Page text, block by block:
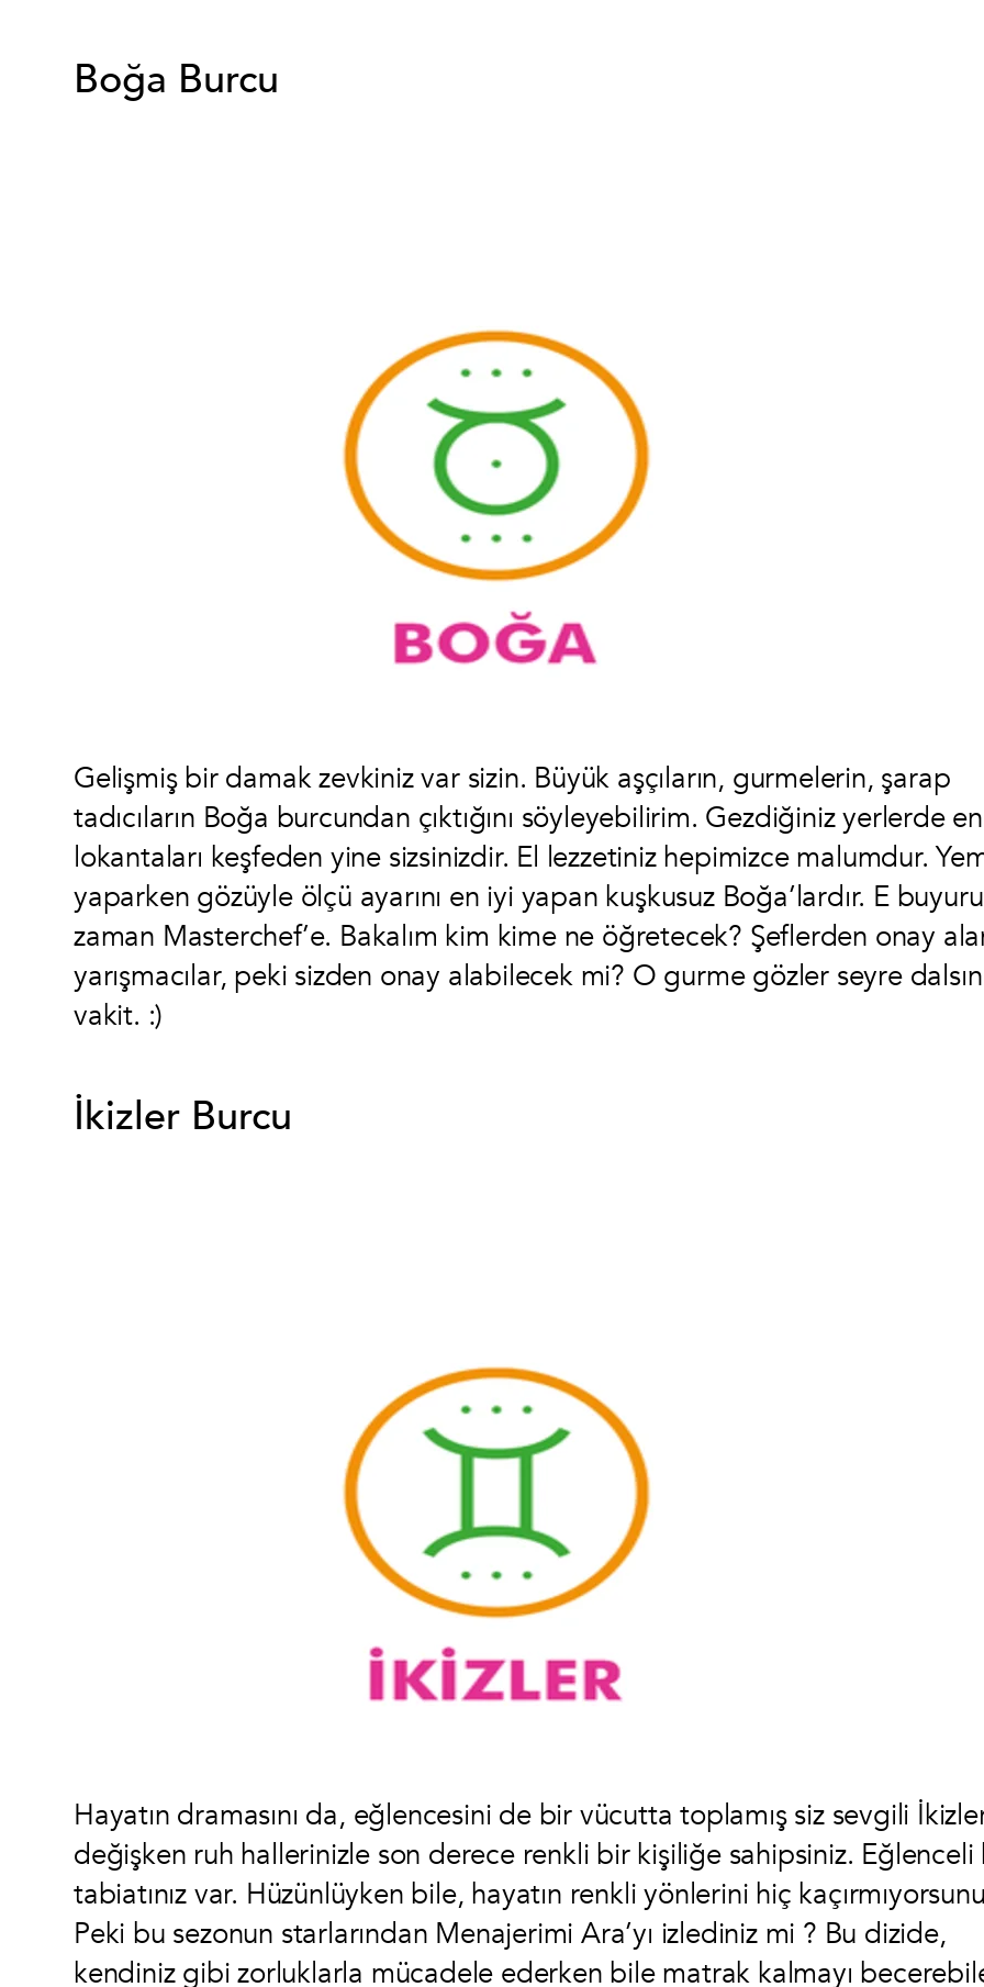
Boğa Burcu
Gelişmiş bir damak zevkiniz var sizin. Büyük aşçıların, gurmelerin, şarap
tadıcıların Boğa burcundan çıktığını söyleyebilirim. Gezdiğiniz yerlerde
lokantaları keşfeden yine sizsinizdir. El lezzetiniz hepimizce malumdur.
yaparken gözüyle ölçü ayarını en iyi yapan kuşkusuz Boğa’lardır. E
zaman Masterchef’e. Bakalım kim kime ne öğretecek? Şeflerden onay
yarışmacılar, peki sizden onay alabilecek mi? O gurme gözler seyre
vakit. :)
İkizler Burcu
Hayatın dramasını da, eğlencesini de bir vücutta toplamış siz sevgili
değişken ruh hallerinizle son derece renkli bir kişiliğe sahipsiniz. Eğlenceli
tabiatınız var. Hüzünlüyken bile, hayatın renkli yönlerini hiç
Peki bu sezonun starlarından Menajerimi Ara’yı izlediniz mi ? Bu dizide,
kendiniz gibi zorluklarla mücadele ederken bile matrak kalmayı